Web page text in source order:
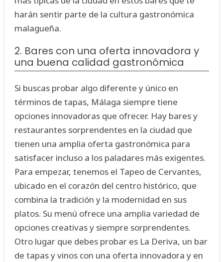
harán sentir parte de la cultura gastronómica
malagueña.
2. Bares con una oferta innovadora y
una buena calidad gastronómica
Si buscas probar algo diferente y único en
términos de tapas, Málaga siempre tiene
opciones innovadoras que ofrecer. Hay bares y
restaurantes sorprendentes en la ciudad que
tienen una amplia oferta gastronómica para
satisfacer incluso a los paladares más exigentes.
Para empezar, tenemos el Tapeo de Cervantes,
ubicado en el corazón del centro histórico, que
combina la tradición y la modernidad en sus
platos. Su menú ofrece una amplia variedad de
opciones creativas y siempre sorprendentes.
Otro lugar que debes probar es La Deriva, un bar
de tapas y vinos con una oferta innovadora y en